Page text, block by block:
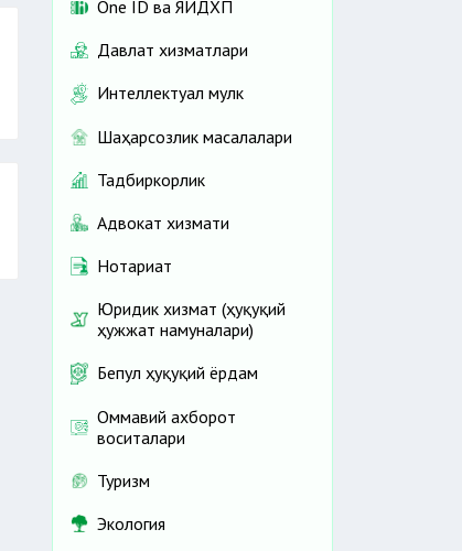
One ID ва ЯИДХП
Давлат хизматлари
Интеллектуал мулк
Шаҳарсозлик масалалари
Тадбиркорлик
Адвокат хизмати
Нотариат
Юридик хизмат (ҳуқуқий
ҳужжат намуналари)
Бепул ҳуқуқий ёрдам
Оммавий ахборот
воситалари
Туризм
Экология